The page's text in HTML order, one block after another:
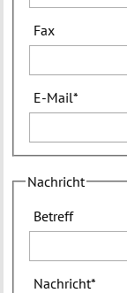
Fax
E-Mail*
Nachricht
Betreff
Nachricht*